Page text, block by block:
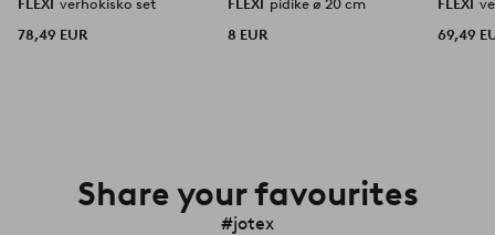
FLEXI verhokisko set
78,49 EUR
FLEXI pidike ø 20 cm
8 EUR
FLEXI
69,49
Share your favourites
#jotex